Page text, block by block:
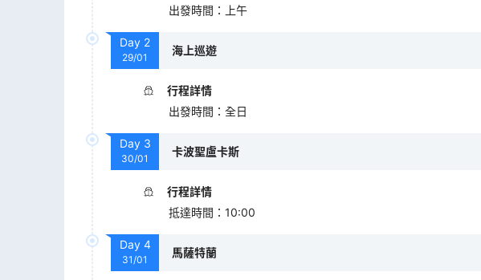
出發時間 ： 上午
Day 2
29/01
海上巡遊
行程詳情
出發時間 ： 全日
Day 3
30/01
卡波聖盧卡斯
行程詳情
抵達時間 ： 10:00
Day 4
31/01
馬薩特蘭